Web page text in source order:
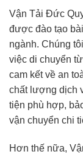
Vận Tải Đức
được đào tạo
ngành. Chúng
việc di chuyển
cam kết về an
chất lượng dịch
tiện phù hợp,
vận chuyển chi
Hơn thế nữa,